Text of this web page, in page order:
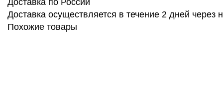
Доставка осуществляется в течение 2 дней
Похожие товары